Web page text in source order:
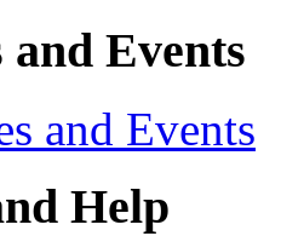
and Events
and Events
Help